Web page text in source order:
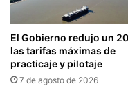
El Gobierno redujo un
las tarifas máximas de
practicaje y pilotaje
7 de agosto de 2026